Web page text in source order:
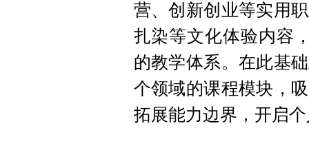
营、创新创业等实用
扎染等文化体验内容
的教学体系。在此基
个领域的课程模块，
拓展能力边界，开启